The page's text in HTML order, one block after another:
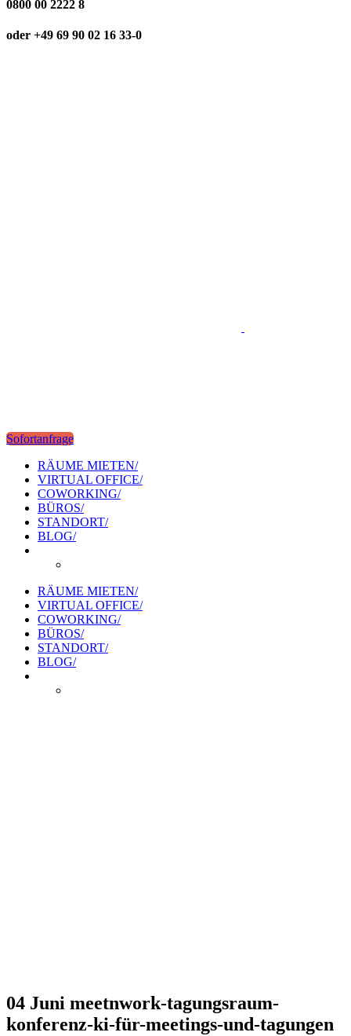
0800 00 2222 8
oder +49 69 90 02 16 33-0
Sofortanfrage
RÄUME MIETEN/
VIRTUAL OFFICE/
COWORKING/
BÜROS/
STANDORT/
BLOG/
RÄUME MIETEN/
VIRTUAL OFFICE/
COWORKING/
BÜROS/
STANDORT/
BLOG/
04 Juni meetnwork-tagungsraum-
konferenz-ki-für-meetings-und-tagungen